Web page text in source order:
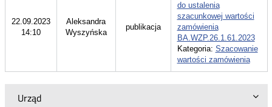
Urząd
22.09.2023
14:10
Aleksandra
Wyszyńska
publikacja
do ustalenia
szacunkowej wartości
zamówienia
BA.WZP.26.1.61.2023
Kategoria: Szacowanie
wartości zamówienia